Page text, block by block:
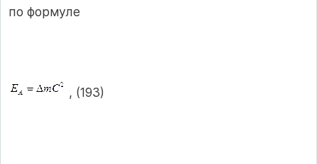
по формуле
, (193)